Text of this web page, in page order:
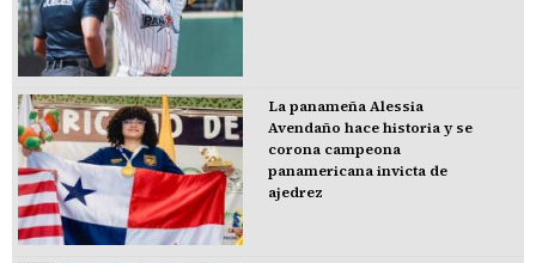
La panameña Alessia
Avendaño hace historia y se
corona campeona
panamericana invicta de
ajedrez